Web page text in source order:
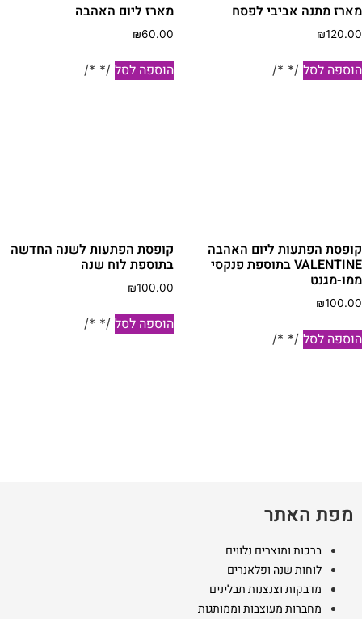
מתנה אביבי לפסח
₪
לסל /* */
מארז ליום האהבה
₪60.00
הוספה לסל /* */
הפתעות ליום האהבה
VALENTINE בתוספת פנקסי
מגנט
₪
לסל /* */
קופסת הפתעות לשנה החדשה
בתוספת לוח שנה
₪100.00
הוספה לסל /* */
מפת האתר
ברכות ומוצרים נלווים
לוחות שנה ופלאנרים
מדבקות וצנצנות תבלינים
מחברות מעוצבות וממותגות